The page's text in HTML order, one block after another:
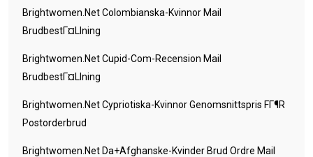
Brightwomen.net Colombianska-Kvinnor Mail
BrudbestГ¤llning
Brightwomen.net Cupid-Com-Recension Mail
BrudbestГ¤llning
Brightwomen.net Cypriotiska-Kvinnor Genomsnittspris FГ¶r
Postorderbrud
Brightwomen.net Da+afghanske-Kvinder Brud Ordre Mail